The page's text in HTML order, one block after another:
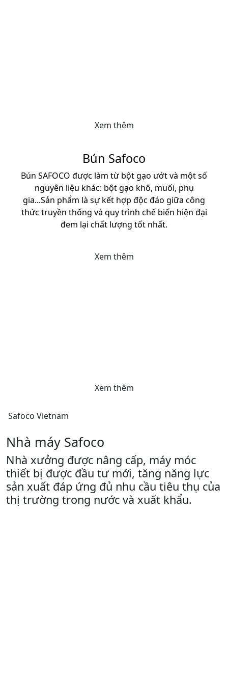
Xem thêm
Bún Safoco
Bún SAFOCO được làm từ bột gạo ướt và một số
nguyên liệu khác: bột gạo khô, muối, phụ
gia...Sản phẩm là sự kết hợp độc đáo giữa công
thức truyền thống và quy trình chế biến hiện đại
đem lại chất lượng tốt nhất.
Xem thêm
Xem thêm
Safoco Vietnam
Nhà máy Safoco
Nhà xưởng được nâng cấp, máy móc
thiết bị được đầu tư mới, tăng năng lực
sản xuất đáp ứng đủ nhu cầu tiêu thụ của
thị trường trong nước và xuất khẩu.